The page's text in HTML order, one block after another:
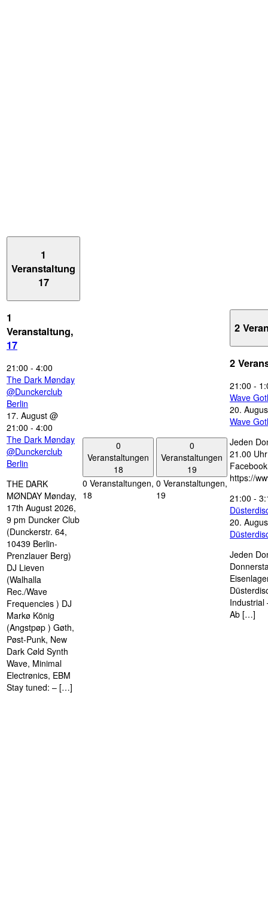
1
Veranstaltung
17
1
Veranstaltung,
17
21:00 - 4:00
The Dark Mønday
@Dunckerclub
Berlin
17. August @
21:00 - 4:00
The Dark Mønday
@Dunckerclub
Berlin
THE DARK
MØNDAY Mønday,
17th August 2026,
9 pm Duncker Club
(Dunckerstr. 64,
10439 Berlin-
Prenzlauer Berg)
DJ Lieven
(Walhalla
Rec./Wave
Frequencies ) DJ
Markø König
(Angstpøp ) Gøth,
Pøst-Punk, New
Dark Cøld Synth
Wave, Minimal
Electrønics, EBM
Stay tuned: – […]
0
Veranstaltungen
18
0 Veranstaltungen,
18
0
Veranstaltungen
19
0 Veranstaltungen,
19
2
2
21:00 -
Wave
20.
Wave
Jeden
21.00
https://
21:00 -
20.
Jeden
Industrial
Ab […]